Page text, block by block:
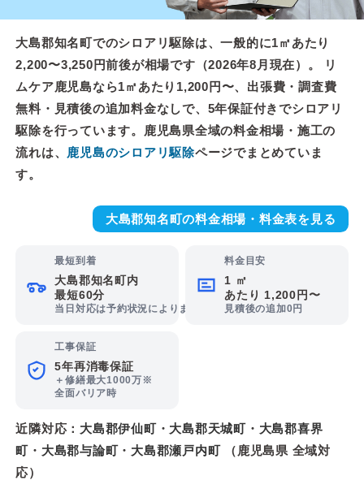
大島郡知名町でのシロアリ駆除は、一般的に1㎡あたり
2,200〜3,250円前後が相場です（2026年8月現在）。 リ
ムケア鹿児島なら1㎡あたり1,200円〜、出張費・調査費
無料・見積後の追加料金なしで、5年保証付きでシロアリ
駆除を行っています。鹿児島県全域の料金相場・施工の
流れは、
鹿児島のシロアリ駆除ページでまとめていま
す。
大島郡知名町の料金相場・料金表を見る
最短到着
大島郡知名町内
最短60分
当日対応は予約状況によります
料金目安
1 ㎡
あたり 1,200円〜
見積後の追加0円
工事保証
5年再消毒保証
＋修繕最大1000万※
全面バリア時
近隣対応： 大島郡伊仙町・ 大島郡天城町・ 大島郡喜界
町 ・ 大島郡与論町・ 大島郡瀬戸内町（鹿児島県 全域対
応）